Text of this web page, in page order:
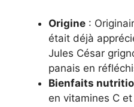
Origine :
était déjà
Jules César
panais en
Bienfaits
en vitamines C